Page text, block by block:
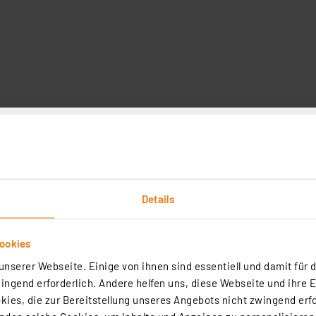
Details
Webseite. Einige von ihnen sind essentiell und damit für
erforderlich. Andere helfen uns, diese Webseite und ihre
die zur Bereitstellung unseres Angebots nicht zwingend
spannendes Elektronikprojekt für alle, die ihre
und der Spieler muss so schnell wie möglich den
für Abwechslung und steigende
erforderlich sind. Die kompakte Bauform
erfolgt über eine 9V-Blockbatterie. Dank